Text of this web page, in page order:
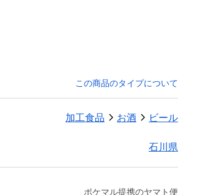
この商品のタイプについて
加工食品 お酒 ビール
石川県
ポケマル提携のヤマト便